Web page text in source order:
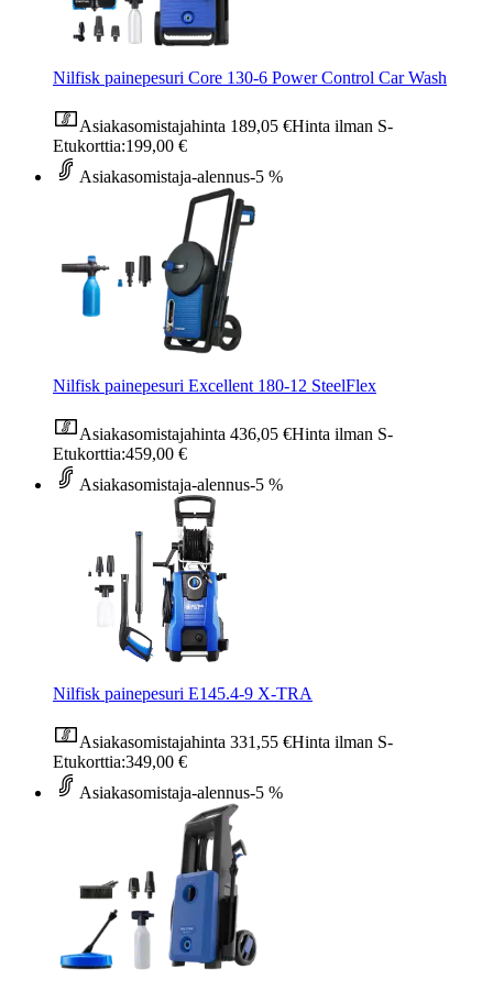
Nilfisk painepesuri Core 130-6 Power Control Car Wash
Asiakasomistajahinta 189,05 €Hinta ilman S-
Etukorttia:199,00 €
Asiakasomistaja-alennus-5 %
Nilfisk painepesuri Excellent 180-12 SteelFlex
Asiakasomistajahinta 436,05 €Hinta ilman S-
Etukorttia:459,00 €
Asiakasomistaja-alennus-5 %
Nilfisk painepesuri E145.4-9 X-TRA
Asiakasomistajahinta 331,55 €Hinta ilman S-
Etukorttia:349,00 €
Asiakasomistaja-alennus-5 %